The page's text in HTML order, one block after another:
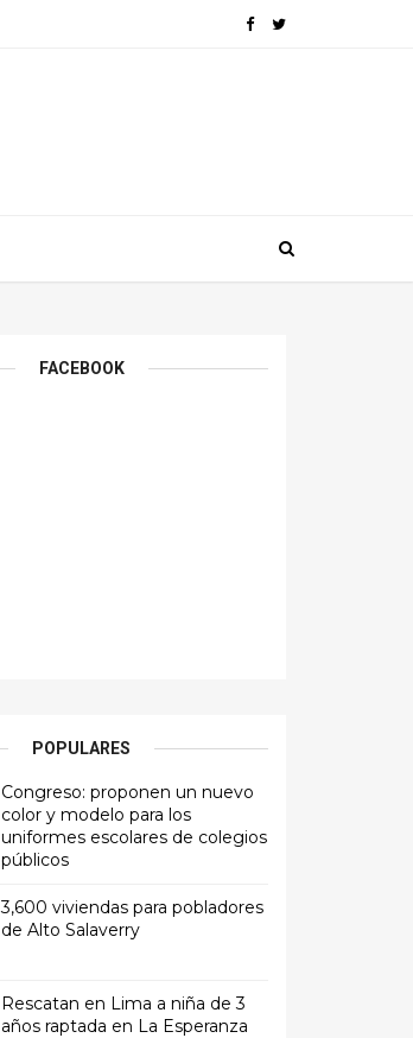
FACEBOOK
POPULARES
Congreso: proponen un nuevo
color y modelo para los
uniformes escolares de colegios
públicos
3,600 viviendas para pobladores
de Alto Salaverry
Rescatan en Lima a niña de 3
años raptada en La Esperanza